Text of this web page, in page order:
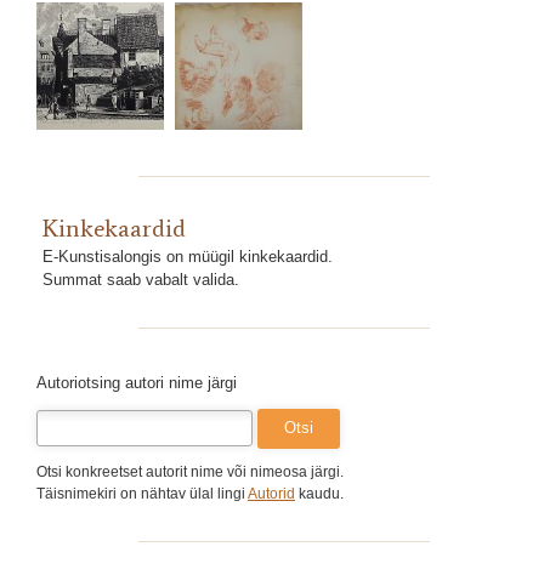
Triptühhoni kavand , Lembit
Kinkekaardid
E-Kunstisalongis on müügil kinkekaardid.
Summat saab vabalt valida.
Autoriotsing autori nime järgi
Otsi konkreetset autorit nime või nimeosa järgi.
Täisnimekiri on nähtav ülal lingi Autorid kaudu.